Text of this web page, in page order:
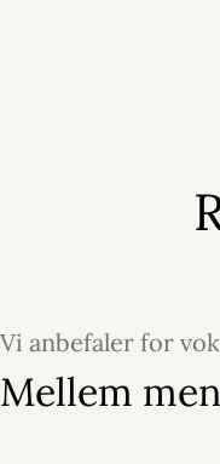
Vi anbefaler for
Mellem